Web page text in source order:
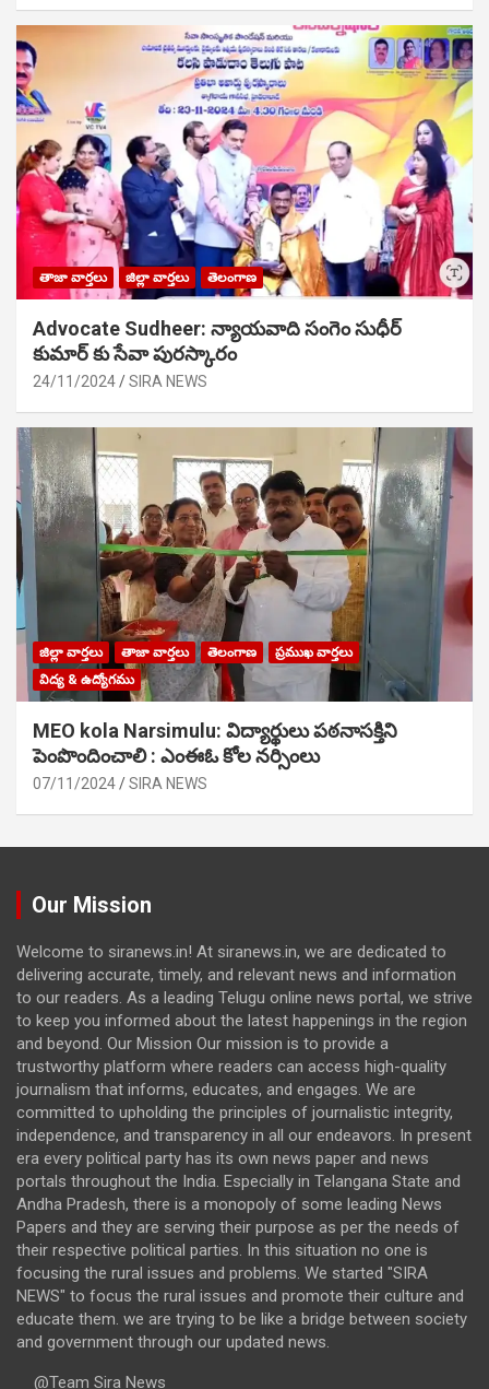
తాజా వార్తలు జిల్లా వార్తలు తెలంగాణ
Advocate Sudheer: న్యాయవాది సంగెం సుధీర్
కుమార్ కు సేవా పురస్కారం
24/11/2024 SIRA NEWS
జిల్లా వార్తలు తాజా వార్తలు తెలంగాణ
ప్రముఖ వార్తలు
విద్య & ఉద్యోగము
MEO kola Narsimulu: విద్యార్థులు పఠ‌నాసక్తిని
పెంపొందించాలి : ఎంఈఓ కోల నర్సింలు
07/11/2024 SIRA NEWS
Our Mission
Welcome to siranews.in! At siranews.in, we are dedicated to
delivering accurate, timely, and relevant news and information
to our readers. As a leading Telugu online news portal, we strive
to keep you informed about the latest happenings in the region
and beyond. Our Mission Our mission is to provide a
trustworthy platform where readers can access high-quality
journalism that informs, educates, and engages. We are
committed to upholding the principles of journalistic integrity,
independence, and transparency in all our endeavors. In present
era every political party has its own news paper and news
portals throughout the India. Especially in Telangana State and
Andha Pradesh, there is a monopoly of some leading News
Papers and they are serving their purpose as per the needs of
their respective political parties. In this situation no one is
focusing the rural issues and problems. We started "SIRA
NEWS" to focus the rural issues and promote their culture and
educate them. we are trying to be like a bridge between society
and government through our updated news.
@Team Sira News